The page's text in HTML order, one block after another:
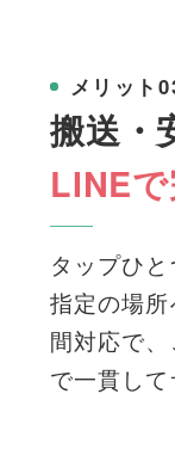
メリット
搬送・
LINE
タップひ
指定の場
間対応で
で一貫して